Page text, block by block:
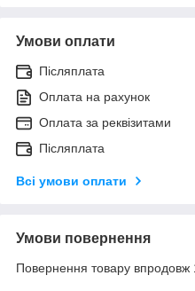
Умови оплати
Післяплата
Оплата на рахунок
Оплата за реквізитами
Післяплата
Всі умови оплати
Умови повернення
Повернення товару впродовж